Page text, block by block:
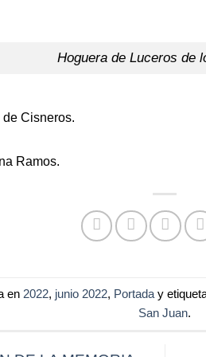
Hoguera de Luceros de
Cisneros.
Ramos.
en 2022, junio 2022, Portaday
San Juan.